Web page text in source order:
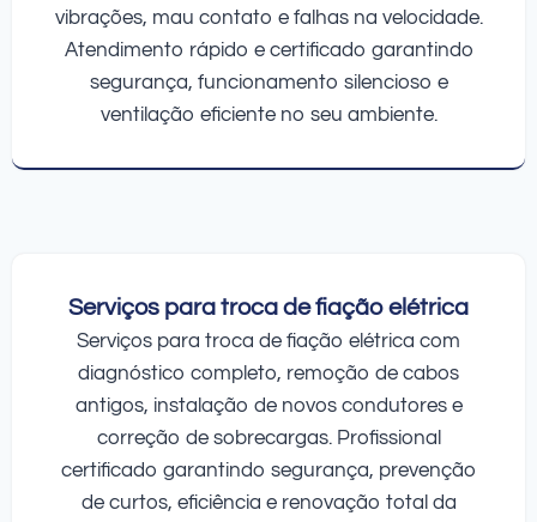
vibrações, mau contato e falhas na velocidade.
Atendimento rápido e certificado garantindo
segurança, funcionamento silencioso e
ventilação eficiente no seu ambiente.
Serviços para troca de fiação elétrica
Serviços para troca de fiação elétrica com
diagnóstico completo, remoção de cabos
antigos, instalação de novos condutores e
correção de sobrecargas. Profissional
certificado garantindo segurança, prevenção
de curtos, eficiência e renovação total da